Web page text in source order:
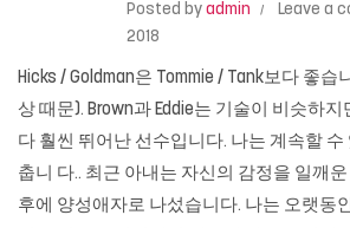
Posted by admin Leave a
2018
Hicks / Goldman은 Tommie / Tank보다 좋습
상 때문). Brown과 Eddie는 기술이 비슷하지
다 훨씬 뛰어난 선수입니다. 나는 계속할 수
춥니 다.. 최근 아내는 자신의 감정을 일깨
후에 양성애자로 나섰습니다. 나는 오랫동